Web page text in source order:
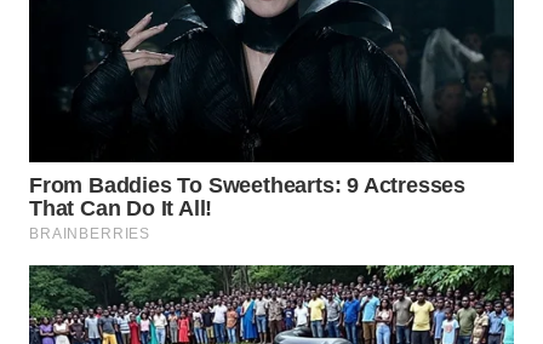
WN
BINTAN
MANDALIKA
WN
WN
LABUANBAJO